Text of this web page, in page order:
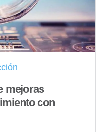
mejoras
con